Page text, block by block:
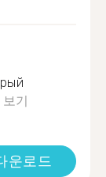
보기
운로드